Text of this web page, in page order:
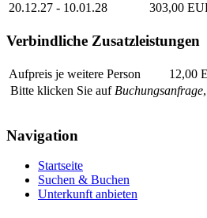
20.12.27 - 10.01.28
303,00
Verbindliche Zusatzleistungen
Aufpreis je weitere Person
12,00
Bitte klicken Sie auf Buchungsanfrage
Navigation
Startseite
Suchen & Buchen
Unterkunft anbieten